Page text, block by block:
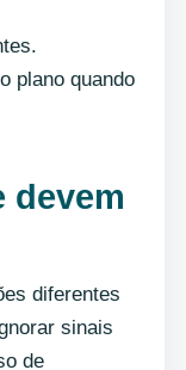
plano quando
devem
diferentes
sinais
de